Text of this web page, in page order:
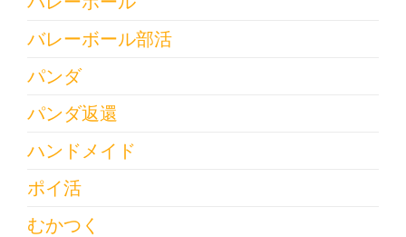
バレーボール部活
パンダ
パンダ返還
ハンドメイド
ポイ活
むかつく